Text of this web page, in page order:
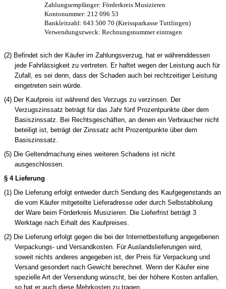
Zahlungsempfänger: Förderkreis Musizieren
Kontonummer: 212 096 53
Bankleitzahl: 643 500 70 (Kreissparkasse Tuttlingen)
Verwendungszweck: Rechnungsnummer eintragen
(2) Befindet sich der Käufer im Zahlungsverzug, hat er währenddessen
jede Fahrlässigkeit zu vertreten. Er haftet wegen der Leistung auch für
Zufall, es sei denn, dass der Schaden auch bei rechtzeitiger Leistung
eingetreten sein würde.
(4) Der Kaufpreis ist während des Verzugs zu verzinsen. Der
Verzugszinssatz beträgt für das Jahr fünf Prozentpunkte über dem
Basiszinssatz. Bei Rechtsgeschäften, an denen ein Verbraucher nicht
beteiligt ist, beträgt der Zinssatz acht Prozentpunkte über dem
Basiszinssatz.
(5) Die Geltendmachung eines weiteren Schadens ist nicht
ausgeschlossen.
§ 4 Lieferung
(1) Die Lieferung erfolgt entweder durch Sendung des Kaufgegenstands an
die vom Käufer mitgeteilte Lieferadresse oder durch Selbstabholung
der Ware beim Förderkreis Musizieren. Die Lieferfrist beträgt 3
Werktage nach Erhalt des Kaufpreises.
(2) Die Lieferung erfolgt gegen die bei der Internetbestellung angegebenen
Verpackungs- und Versandkosten. Für Auslandslieferungen wird,
soweit nichts anderes angegeben ist, der Preis für Verpackung und
Versand gesondert nach Gewicht berechnet. Wenn der Käufer eine
spezielle Art der Versendung wünscht, bei der höhere Kosten anfallen,
so hat er auch diese Mehrkosten zu tragen.